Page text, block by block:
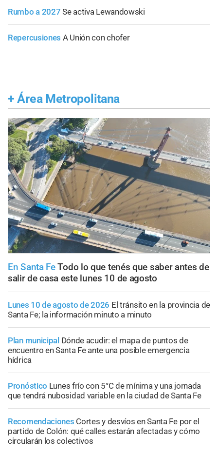
Rumbo a 2027 Se activa Lewandowski
Repercusiones A Unión con chofer
+ Área Metropolitana
En Santa FeTodo lo que tenés que saber antes de
salir de casa este lunes 10 de agosto
Lunes 10 de agosto de 2026 El tránsito en la provincia de
Santa Fe; la información minuto a minuto
Plan municipal Dónde acudir: el mapa de puntos de
encuentro en Santa Fe ante una posible emergencia
hídrica
Pronóstico Lunes frío con 5°C de mínima y una jornada
que tendrá nubosidad variable en la ciudad de Santa Fe
Recomendaciones Cortes y desvíos en Santa Fe por el
partido de Colón: qué calles estarán afectadas y cómo
circularán los colectivos